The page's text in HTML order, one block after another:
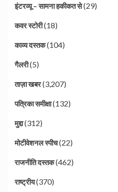
इंटरव्यू – सामना हकीकत से(29)
कवर स्टोरी(18)
काव्य दस्तक(104)
गैलरी(5)
ताज़ा खबर(3,207)
पत्रिका समीक्षा(132)
मुद्दा(312)
मोटीवेशनल स्पीच(22)
राजनीति दस्तक(462)
राष्ट्रीय(370)